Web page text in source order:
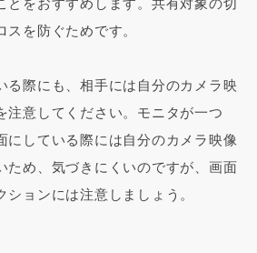
を防ぐためです。
る際にも、相手には自分のカメラ映
注意してください。モニタが一つ
にしている際には自分のカメラ映像
ため、気づきにくいのですが、画面
ョンには注意しましょう。